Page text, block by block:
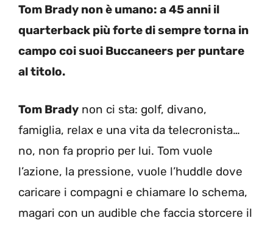
Tom Brady non è umano: a 45 anni il
quarterback più forte di sempre torna in
campo coi suoi Buccaneers per puntare
al titolo.
Tom Brady non ci sta: golf, divano,
famiglia, relax e una vita da telecronista…
no, non fa proprio per lui. Tom vuole
l’azione, la pressione, vuole l’huddle dove
caricare i compagni e chiamare lo schema,
magari con un audible che faccia storcere il